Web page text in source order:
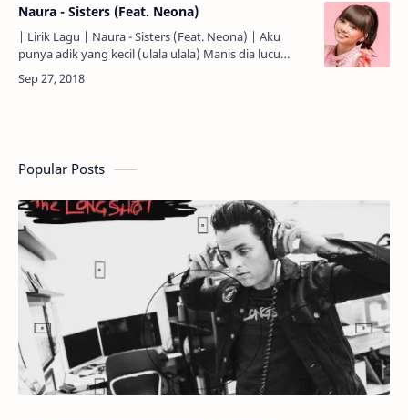
Naura - Sisters (Feat. Neona)
| Lirik Lagu | Naura - Sisters (Feat. Neona) | Aku
punya adik yang kecil (ulala ulala) Manis dia lucu
sekali (ulala ulala) Oh, tapi terkadang bikin kesal
(masa…
Popular Posts